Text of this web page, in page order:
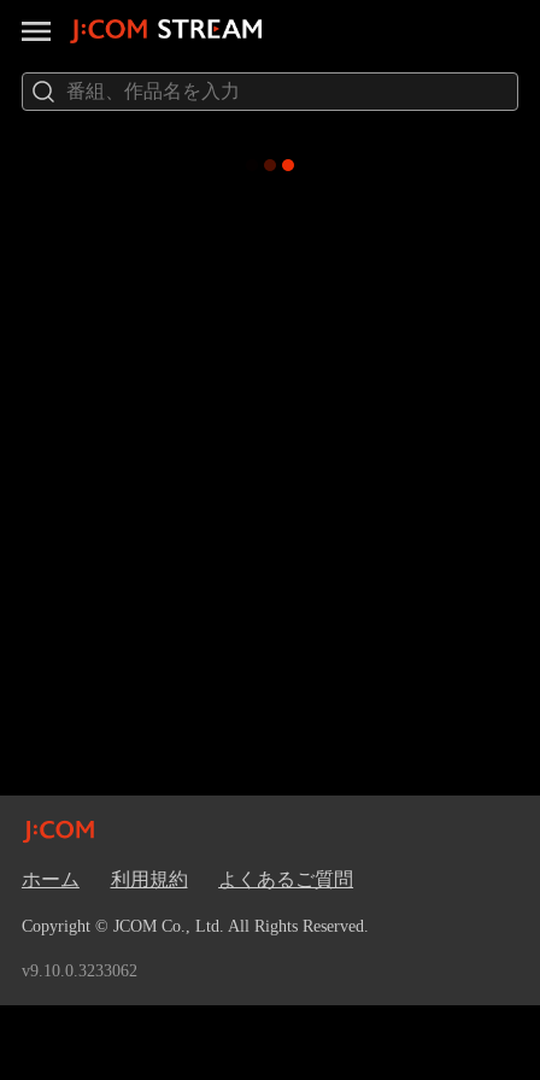
ホーム 利用規約 よくあるご質問
Copyright © JCOM Co., Ltd. All Rights Reserved.
v9.10.0.3233062